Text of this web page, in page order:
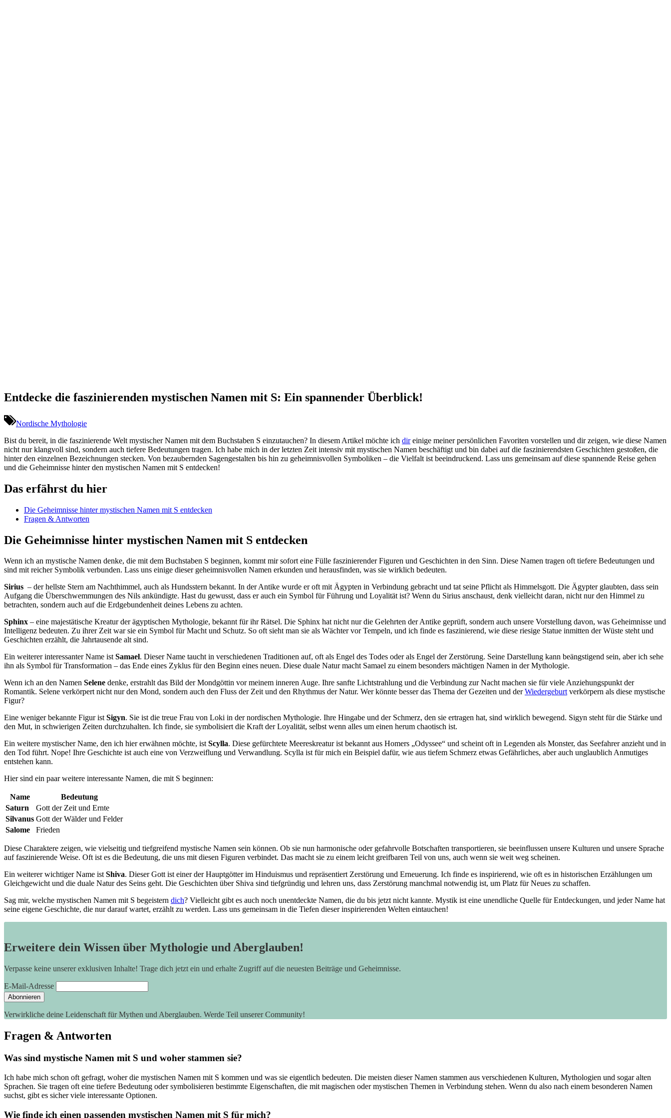
Entdecke die faszinierenden mystischen Namen mit S: Ein spannender Überblick!
Nordische Mythologie
Bist du bereit, in‌ die faszinierende Welt mystischer Namen⁤ mit dem Buchstaben S einzutauchen? In diesem⁣ Artikel möchte⁤ ich dir‍ einige meiner persönlichen Favoriten‌ vorstellen ‍und dir zeigen, wie diese ⁢Namen
nicht nur ‍klangvoll sind, ⁣sondern auch tiefere Bedeutungen tragen. Ich habe ⁤mich in der letzten Zeit intensiv mit mystischen ​Namen beschäftigt und bin ‌dabei⁢ auf die faszinierendsten Geschichten gestoßen,⁣ die
hinter den ⁤einzelnen Bezeichnungen stecken. Von bezaubernden Sagengestalten‌ bis hin zu geheimnisvollen Symboliken – die Vielfalt ist beeindruckend.⁢ Lass uns gemeinsam auf diese‌ spannende Reise gehen
und die Geheimnisse⁣ hinter den mystischen Namen⁣ mit S entdecken!
Das erfährst du hier
Die Geheimnisse hinter mystischen Namen mit S entdecken
Fragen & Antworten
Die Geheimnisse hinter mystischen Namen mit S ⁣entdecken
Wenn ich‍ an mystische Namen ⁤denke, die mit dem Buchstaben S‌ beginnen, kommt ⁢mir sofort eine Fülle faszinierender Figuren ⁢und Geschichten in ⁤den Sinn. Diese Namen tragen oft​ tiefere Bedeutungen und
sind mit reicher Symbolik verbunden. Lass ⁢uns einige dieser geheimnisvollen Namen ⁣erkunden und herausfinden, was ⁣sie wirklich bedeuten.
Sirius ⁢ – ⁣der hellste ‍Stern am‌ Nachthimmel, auch als Hundsstern bekannt. In​ der ⁣Antike wurde ‌er oft mit Ägypten in Verbindung gebracht und tat seine Pflicht ⁣als ​Himmelsgott. Die Ägypter glaubten,⁤ dass sein
⁤Aufgang die Überschwemmungen des⁤ Nils ankündigte. Hast du gewusst, dass er auch ein Symbol für Führung und Loyalität ist? Wenn du Sirius anschaust, denk vielleicht‌ daran,⁣ nicht nur den Himmel ⁣zu
betrachten, sondern⁢ auch auf die Erdgebundenheit ⁢deines ⁢Lebens ‌zu achten.
Sphinx – eine ‍majestätische Kreatur der ägyptischen Mythologie, bekannt für ihr Rätsel. Die Sphinx hat ‌nicht nur ​die Gelehrten ‌der Antike⁣ geprüft, sondern auch unsere Vorstellung davon,⁣ was Geheimnisse ‌und
Intelligenz bedeuten. Zu ihrer Zeit war ⁢sie ein Symbol für Macht und Schutz. So oft sieht man sie als Wächter vor Tempeln, und ich finde es faszinierend, wie diese riesige Statue ‍inmitten ⁤der Wüste steht und
Geschichten erzählt, die Jahrtausende alt sind.
Ein weiterer interessanter Name istSamael. Dieser Name taucht in verschiedenen Traditionen auf, oft als Engel des ‌Todes oder als Engel der Zerstörung. Seine Darstellung kann beängstigend sein, aber ich sehe‌
ihn als‍ Symbol für Transformation – das Ende eines Zyklus für den Beginn eines neuen. Diese duale Natur macht Samael zu einem besonders mächtigen Namen‌ in der Mythologie.
Wenn ich an den Namen Selene denke, erstrahlt das Bild⁣ der ​Mondgöttin‍ vor meinem inneren ​Auge. Ihre sanfte ‍Lichtstrahlung und die Verbindung zur Nacht machen sie für​ viele Anziehungspunkt⁤ der
Romantik. Selene verkörpert ⁢nicht nur den Mond, sondern auch den Fluss der Zeit und den Rhythmus der Natur. Wer könnte besser das Thema⁢ der Gezeiten und‍ derWiedergeburtverkörpern⁣ als ⁣diese mystische⁤
Figur?
Eine⁢ weniger ​bekannte Figur istSigyn.⁣ Sie ⁢ist die treue Frau von Loki⁣ in der nordischen‌ Mythologie.⁢ Ihre Hingabe und der ‌Schmerz, den ‌sie ⁤ertragen ⁤hat, sind wirklich ⁤bewegend. Sigyn steht für die Stärke und
den Mut, ⁣in schwierigen Zeiten durchzuhalten. Ich finde, sie symbolisiert die Kraft⁣ der Loyalität, selbst wenn ⁤alles um‌ einen herum chaotisch ist.‍
Ein weitere mystischer Name, den ich hier erwähnen möchte, istScylla. Diese gefürchtete Meereskreatur ist bekannt aus Homers „Odyssee“ und scheint oft in Legenden als Monster, das⁤ Seefahrer anzieht und ​in
⁣den Tod führt. Nope! Ihre Geschichte ist auch eine von ​Verzweiflung und Verwandlung. ⁣Scylla ist für mich ein Beispiel dafür, wie aus ⁤tiefem⁢ Schmerz etwas Gefährliches, aber​ auch ⁤unglaublich⁢ Anmutiges
entstehen kann.
Hier ​sind ​ein paar weitere interessante Namen, die mit S beginnen:
Name
Bedeutung
Saturn
Gott der Zeit und Ernte
Silvanus Gott der Wälder und Felder
Salome
Frieden
Diese Charaktere zeigen, wie vielseitig und ‌tiefgreifend mystische Namen sein können. Ob sie nun ‌harmonische oder gefahrvolle Botschaften⁢ transportieren, sie beeinflussen unsere Kulturen und unsere Sprache
auf faszinierende Weise. Oft ist es⁢ die Bedeutung, die uns mit diesen Figuren verbindet. Das macht sie‍ zu einem ⁤leicht greifbaren ⁤Teil von uns, auch wenn ⁢sie weit weg scheinen.
Ein weiterer wichtiger Name istShiva. Dieser Gott ist ⁣einer der Hauptgötter im Hinduismus ‍und repräsentiert Zerstörung​ und Erneuerung. Ich​ finde es inspirierend, wie oft es⁤ in historischen Erzählungen um
Gleichgewicht und die duale Natur des Seins geht.⁢ Die Geschichten⁤ über Shiva sind tiefgründig und​ lehren uns, dass Zerstörung manchmal notwendig⁢ ist, um Platz⁣ für Neues zu schaffen.
Sag mir, welche mystischen Namen mit ⁢S begeistern dich?⁤ Vielleicht ‌gibt es auch noch unentdeckte Namen, die du bis jetzt‌ nicht kannte. ‌Mystik ist eine‍ unendliche Quelle für Entdeckungen, und jeder Name hat
seine eigene Geschichte, die nur darauf wartet, erzählt zu⁤ werden. Lass uns gemeinsam in die Tiefen dieser inspirierenden Welten eintauchen!
Erweitere dein Wissen über Mythologie und Aberglauben!
Verpasse keine unserer exklusiven Inhalte! Trage dich jetzt ein und erhalte Zugriff auf die neuesten Beiträge und Geheimnisse.
E-Mail-Adresse
Verwirkliche deine Leidenschaft für Mythen und Aberglauben. Werde Teil unserer Community!
Fragen & Antworten
Was sind mystische Namen ‍mit S und woher stammen sie?
Ich habe mich ⁤schon oft gefragt, woher ⁤die mystischen Namen mit S kommen und was sie eigentlich bedeuten. Die‍ meisten dieser Namen stammen aus ‍verschiedenen Kulturen, Mythologien und sogar ⁣alten ​
Sprachen. Sie tragen oft eine tiefere Bedeutung oder symbolisieren bestimmte Eigenschaften, die mit magischen oder mystischen Themen in Verbindung stehen. Wenn du also nach⁤ einem besonderen Namen⁤
suchst, gibt es sicher viele interessante Optionen.
Wie finde ich einen passenden mystischen Namen ‍mit S‍ für mich?